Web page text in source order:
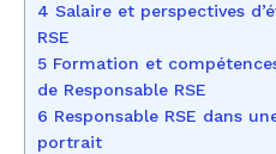
4 Salaire et perspectives
RSE
5 Formation et
de Responsable RSE
6 Responsable RSE dans
portrait